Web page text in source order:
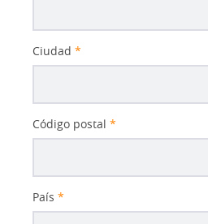
Ciudad *
Código postal *
País *